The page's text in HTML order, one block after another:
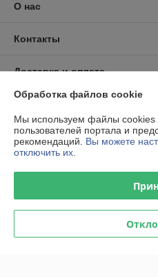
О нас
Контакты
Доставка и оплата
Полная версия сайта
Сайт создан на платформе
Обработка файлов cookie
Мы используем файлы cookies
пользователей портала и
рекомендаций. Вы можете
отключить их.